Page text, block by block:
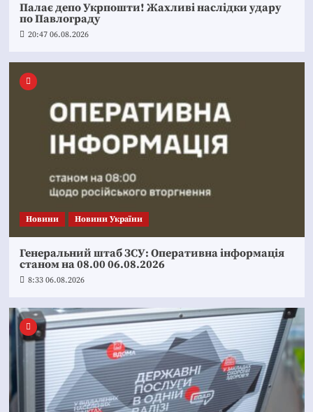
Палає депо Укрпошти! Жахливі наслідки удару
по Павлограду
20:47 06.08.2026
Новини Новини України
Генеральний штаб ЗСУ: Оперативна інформація
станом на 08.00 06.08.2026
8:33 06.08.2026